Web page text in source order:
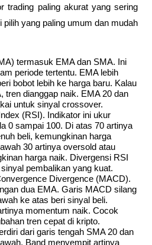
trading paling akurat yang sering
pilih yang paling umum dan mudah
termasuk EMA dan SMA. Ini
periode tertentu. EMA lebih
bobot lebih ke harga baru. Kalau
tren dianggap naik. EMA 20 dan
untuk sinyal crossover.
(RSI). Indikator ini ukur
0 sampai 100. Di atas 70 artinya
beli, kemungkinan harga
30 artinya oversold atau
harga naik. Divergensi RSI
pembalikan yang kuat.
Divergence (MACD).
dua EMA. Garis MACD silang
ke atas beri sinyal beli.
momentum naik. Cocok
tren cepat di kripto.
dari garis tengah SMA 20 dan
Band menyempit artinya